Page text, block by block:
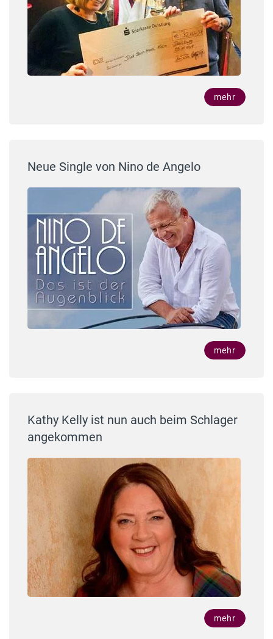
mehr
Neue Single von Nino de Angelo
mehr
Kathy Kelly ist nun auch beim Schlager
angekommen
mehr